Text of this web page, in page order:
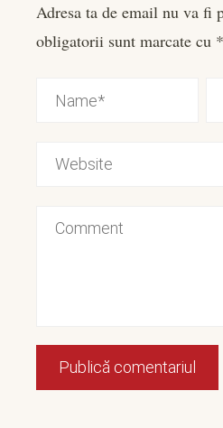
Adresa ta de email nu va fi
obligatorii sunt marcate cu *